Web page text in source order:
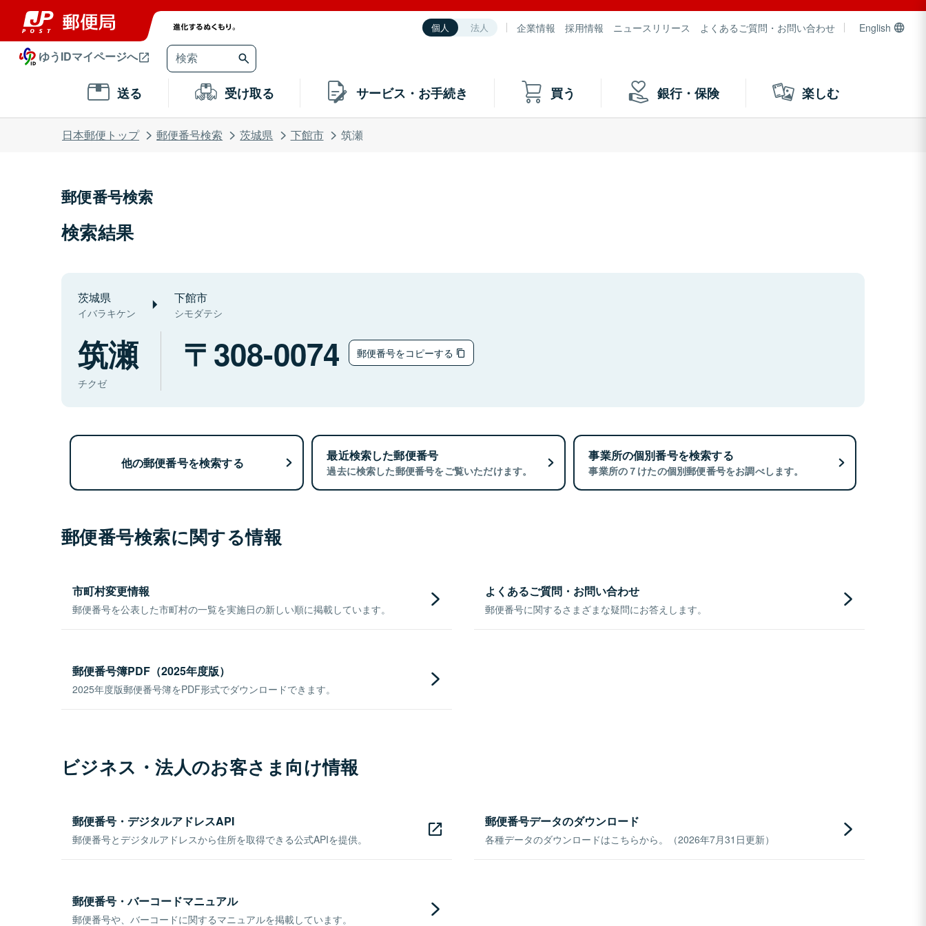
個人 法人 企業情報 採用情報 ニュースリリース よくあるご質問・お問い合わせ English
ゆうIDマイページへ
送る 受け取る サービス・お手続き 買う 銀行・保険 楽しむ
日本郵便トップ 郵便番号検索 茨城県 下館市 筑瀬
郵便番号検索
検索結果
茨城県
イバラキケン
下館市
シモダテシ
筑瀬
チクゼ
308-0074 郵便番号をコピーする
他の郵便番号を検索する 最近検索した郵便番号
過去に検索した郵便番号をご覧いただけます。
事業所の個別番号を検索する
事業所の７けたの個別郵便番号をお調べします。
郵便番号検索に関する情報
市町村変更情報
郵便番号を公表した市町村の一覧を実施日の新しい順に掲載しています。
よくあるご質問・お問い合わせ
郵便番号に関するさまざまな疑問にお答えします。
郵便番号簿PDF（2025年度版）
2025年度版郵便番号簿をPDF形式でダウンロードできます。
ビジネス・法人のお客さま向け情報
郵便番号・デジタルアドレスAPI
郵便番号とデジタルアドレスから住所を取得できる公式APIを提供。
郵便番号データのダウンロード
各種データのダウンロードはこちらから。（2026年7月31日更新）
郵便番号・バーコードマニュアル
郵便番号や、バーコードに関するマニュアルを掲載しています。